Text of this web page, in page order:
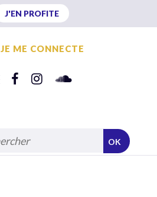
J'EN PROFITE
JE ME CONNECTE
OK